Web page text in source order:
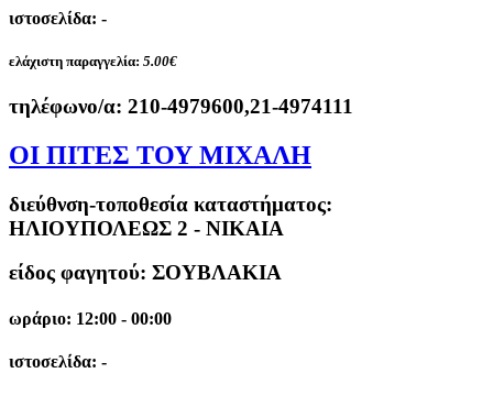
ιστοσελίδα: -
ελάχιστη παραγγελία: 5.00€
τηλέφωνο/α: 210-4979600,21-4974111
ΟΙ ΠΙΤΕΣ ΤΟΥ ΜΙΧΑΛΗ
διεύθνση-τοποθεσία καταστήματος:
ΗΛΙΟΥΠΟΛΕΩΣ 2 - ΝΙΚΑΙΑ
είδος φαγητού: ΣΟΥΒΛΑΚΙΑ
ωράριο: 12:00 - 00:00
ιστοσελίδα: -